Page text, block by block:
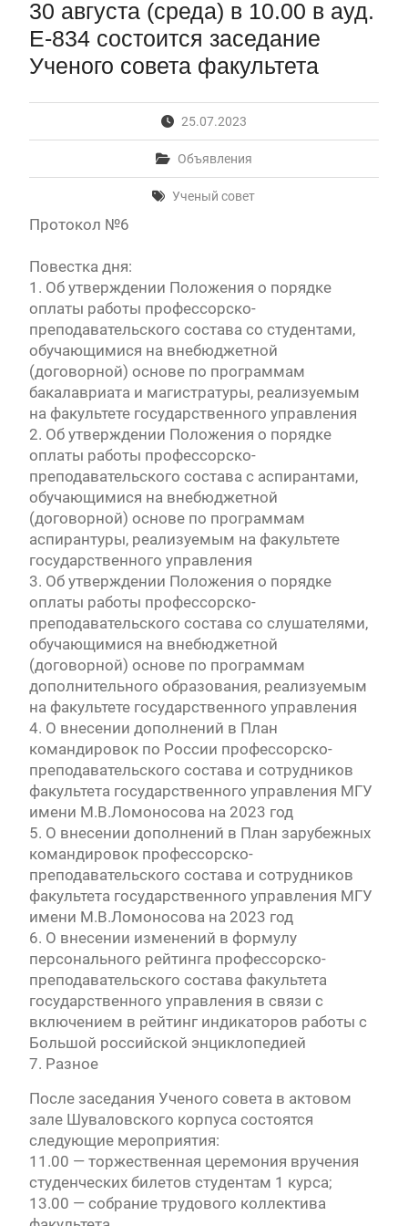
Первый канал, 27.07.2026. Часть 1-2
Конкурсные списки лиц, прошедших
вступительные испытания в МГУ имени
М.В.Ломоносова в 2026 году по каждому
Вячеслав Никонов в программе «Большая игра» —
Первый канал, 24.07.2026. Часть 1-2
Вниманию абитуриентов бакалавриата! Открыта
онлайн-запись на заключение договора на
обучение
Вячеслав Никонов в программе «Большая игра»
— Первый канал, 05.08.2026. Часть 1-3
30 августа (среда) в 10.00 в ауд.
Е-834 состоится заседание
Ученого совета факультета
25.07.2023
Объявления
Ученый совет
Протокол №6
Повестка дня:
1. Об утверждении Положения о порядке
оплаты работы профессорско-
преподавательского состава со студентами,
обучающимися на внебюджетной
(договорной) основе по программам
бакалавриата и магистратуры, реализуемым
на факультете государственного управления
2. Об утверждении Положения о порядке
оплаты работы профессорско-
преподавательского состава с аспирантами,
обучающимися на внебюджетной
(договорной) основе по программам
аспирантуры, реализуемым на факультете
государственного управления
3. Об утверждении Положения о порядке
оплаты работы профессорско-
преподавательского состава со слушателями,
обучающимися на внебюджетной
(договорной) основе по программам
дополнительного образования, реализуемым
на факультете государственного управления
4. О внесении дополнений в План
командировок по России профессорско-
преподавательского состава и сотрудников
факультета государственного управления МГУ
имени М.В.Ломоносова на 2023 год
5. О внесении дополнений в План зарубежных
командировок профессорско-
преподавательского состава и сотрудников
факультета государственного управления МГУ
имени М.В.Ломоносова на 2023 год
6. О внесении изменений в формулу
персонального рейтинга профессорско-
преподавательского состава факультета
государственного управления в связи с
включением в рейтинг индикаторов работы с
Большой российской энциклопедией
7. Разное
После заседания Ученого совета в актовом
зале Шуваловского корпуса состоятся
следующие мероприятия:
11.00 — торжественная церемония вручения
студенческих билетов студентам 1 курса;
13.00 — собрание трудового коллектива